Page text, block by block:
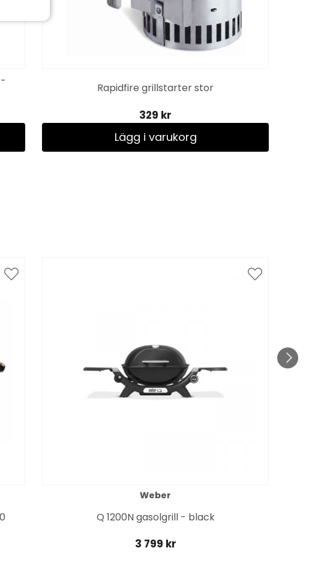
Rapidfire grillstarter stor
329 kr
Lägg i varukorg
Weber
Q 1200N gasolgrill - black
3 799 kr